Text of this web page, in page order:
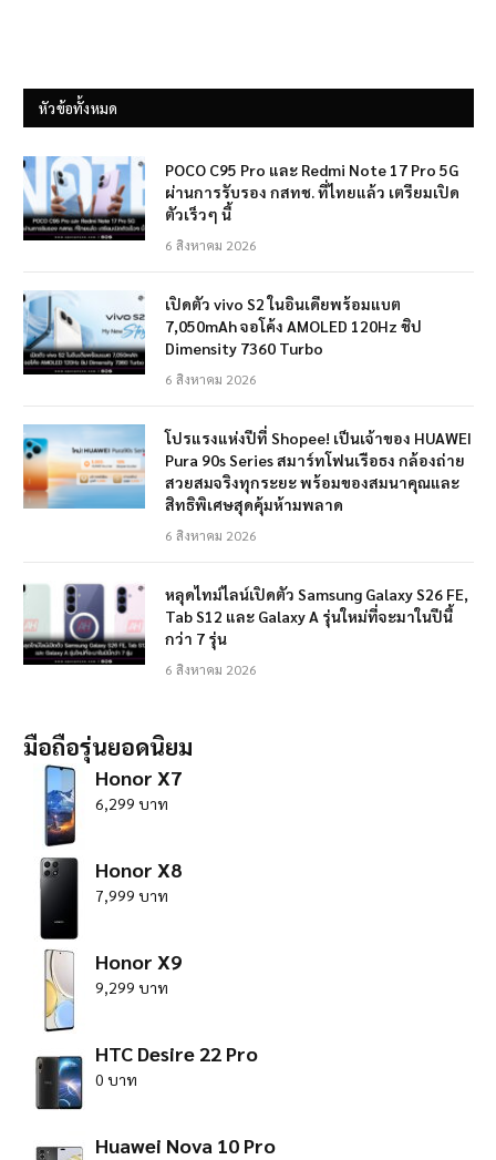
หัวข้อทั้งหมด
POCO C95 Pro และ Redmi Note 17 Pro 5G
ผ่านการรับรอง กสทช. ที่ไทยแล้ว เตรียมเปิด
ตัวเร็วๆ นี้
6 สิงหาคม 2026
เปิดตัว vivo S2 ในอินเดียพร้อมแบต
7,050mAh จอโค้ง AMOLED 120Hz ชิป
Dimensity 7360 Turbo
6 สิงหาคม 2026
โปรแรงแห่งปีที่ Shopee! เป็นเจ้าของ HUAWEI
Pura 90s Series สมาร์ทโฟนเรือธง กล้องถ่าย
สวยสมจริงทุกระยะ พร้อมของสมนาคุณและ
สิทธิพิเศษสุดคุ้มห้ามพลาด
6 สิงหาคม 2026
หลุดไทม์ไลน์เปิดตัว Samsung Galaxy S26 FE,
Tab S12 และ Galaxy A รุ่นใหม่ที่จะมาในปีนี้
กว่า 7 รุ่น
6 สิงหาคม 2026
มือถือรุ่นยอดนิยม
Honor X7
6,299 บาท
Honor X8
7,999 บาท
Honor X9
9,299 บาท
HTC Desire 22 Pro
0 บาท
Huawei Nova 10 Pro